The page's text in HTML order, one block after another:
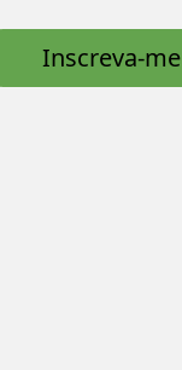
Inscreva-me